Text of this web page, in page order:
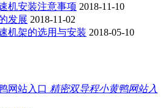
机安装注意事项 2018-11-10
发展 2018-11-02
机架的选用与安装 2018-05-10
精密双导程小黄鸭网站入